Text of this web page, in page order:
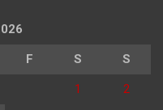
F S S
1 2